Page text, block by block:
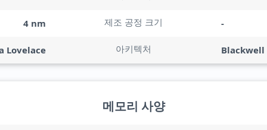
4 nm 제조 공정 크기 -
Lovelace 아키텍처 Blackwell
메모리 사양